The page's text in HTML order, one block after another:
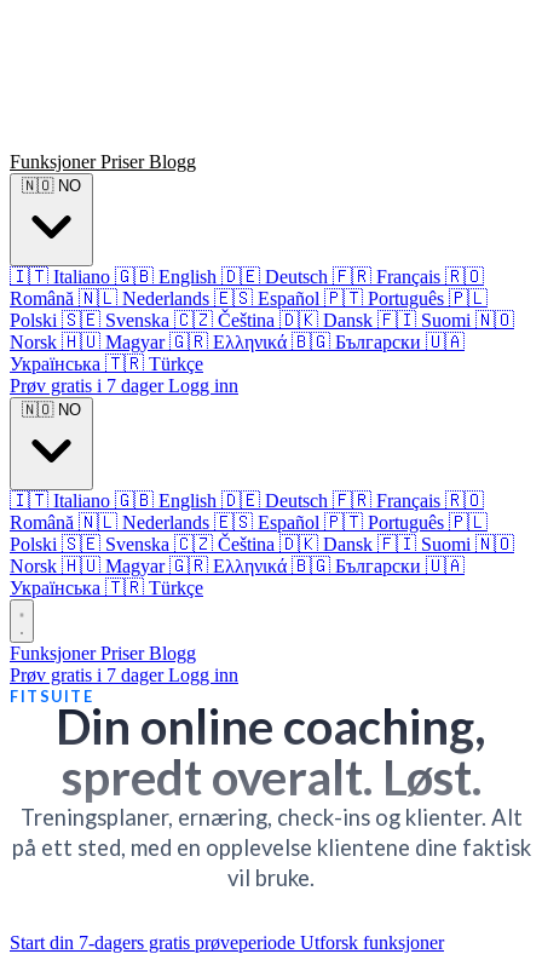
FunksjonerPriserBlogg
🇳🇴 NO
🇮🇹 Italiano 🇬🇧 English 🇩🇪 Deutsch 🇫🇷 Français 🇷🇴
Română 🇳🇱 Nederlands 🇪🇸 Español 🇵🇹 Português 🇵🇱
Polski 🇸🇪 Svenska 🇨🇿 Čeština 🇩🇰 Dansk 🇫🇮 Suomi 🇳🇴
Norsk 🇭🇺 Magyar 🇬🇷 Ελληνικά 🇧🇬 Български 🇺🇦
Українська 🇹🇷 Türkçe
Prøv gratis i 7 dagerLogg inn
🇳🇴 NO
🇮🇹 Italiano 🇬🇧 English 🇩🇪 Deutsch 🇫🇷 Français 🇷🇴
Română 🇳🇱 Nederlands 🇪🇸 Español 🇵🇹 Português 🇵🇱
Polski 🇸🇪 Svenska 🇨🇿 Čeština 🇩🇰 Dansk 🇫🇮 Suomi 🇳🇴
Norsk 🇭🇺 Magyar 🇬🇷 Ελληνικά 🇧🇬 Български 🇺🇦
Українська 🇹🇷 Türkçe
FunksjonerPriserBlogg
Prøv gratis i 7 dagerLogg inn
FITSUITE
Din online coaching,
spredt overalt. Løst.
Treningsplaner, ernæring, check-ins og klienter. Alt
på ett sted, med en opplevelse klientene dine faktisk
vil bruke.
Start din 7-dagers gratis prøveperiode Utforsk funksjoner